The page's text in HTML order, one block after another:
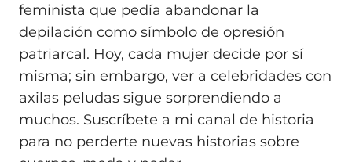
feminista que pedía abandonar la
depilación como símbolo de opresión
patriarcal. Hoy, cada mujer decide por sí
misma; sin embargo, ver a celebridades con
axilas peludas sigue sorprendiendo a
muchos. Suscríbete a mi canal de historia
para no perderte nuevas historias sobre